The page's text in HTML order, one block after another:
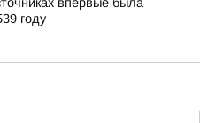
году